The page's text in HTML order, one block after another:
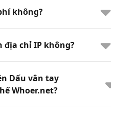
không?
địa chỉ IP không?
Dấu vân tay
Whoer.net?